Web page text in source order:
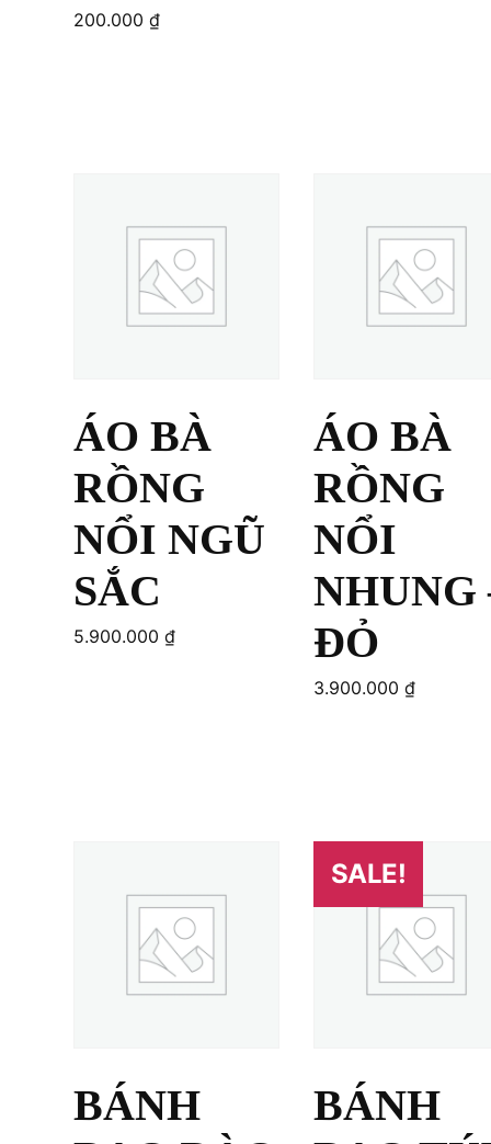
200.000 ₫
ÁO BÀ
RỒNG
NỔI NGŨ
SẮC
5.900.000 ₫
ÁO BÀ
RỒNG
NỔI
NHUNG
ĐỎ
3.900.000 ₫
BÁNH
SALE!
BÁNH